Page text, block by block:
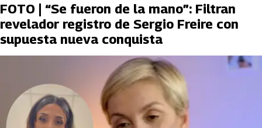
FOTO | “Se fueron de la mano”: Filtran
revelador registro de Sergio Freire con
supuesta nueva conquista